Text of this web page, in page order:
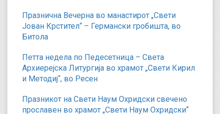
Празнична Вечерна во манастирот „Свети
Јован Крстител“ – Германски гробишта, во
Битола
Петта недела по Педесетница – Света
Архиерејска Литургија во храмот „Свети Кирил
и Методиј“, во Ресен
Празникот на Свети Наум Охридски свечено
прославен во храмот „Свети Наум Охридски“